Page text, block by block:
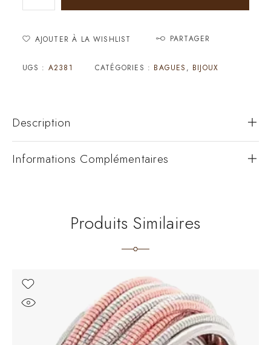
AJOUTER À LA WISHLIST PARTAGER
UGS : A2381 CATÉGORIES : BAGUES , BIJOUX
Description
Informations Complémentaires
Produits Similaires